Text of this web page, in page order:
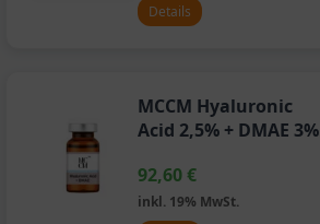
Details
MCCM Hyaluronic
Acid 2,5% + DMAE 3%
92,60€
inkl. 19% MwSt.